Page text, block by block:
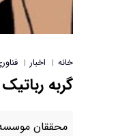
خانه | اخبار |
گربه
محققان